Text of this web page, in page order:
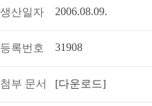
생산일자 2006.08.09.
등록번호 31908
첨부 문서 [다운로드]